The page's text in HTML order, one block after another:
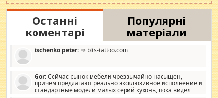
Останні
коментарі
Популярні
матеріали
ischenko peter: ⇒ blts-tattoo.com
Gor:Сейчас рынок мебели чрезвычайно насыщен,
причем предлагают реально эксклюзивное исполнение и
стандартные модели малых серий кухонь, пока видел